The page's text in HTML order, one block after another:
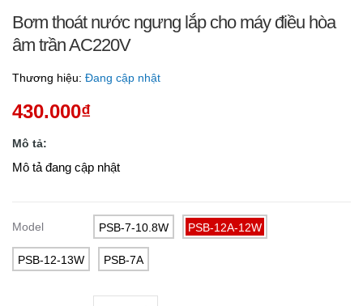
Bơm thoát nước ngưng lắp cho máy điều hòa
âm trần AC220V
Thương hiệu: Đang cập nhật
430.000₫
Mô tả:
Mô tả đang cập nhật
Model PSB-7-10.8W PSB-12A-12W
PSB-12-13W PSB-7A